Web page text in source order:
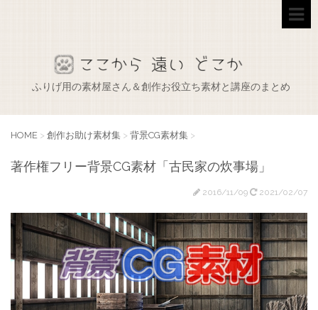
ふりげ用の素材屋さん＆創作お役立ち素材と講座のまとめ
HOME > 創作お助け素材集 > 背景CG素材集 >
著作権フリー背景CG素材「古民家の炊事場」
2016/11/09 2021/02/07